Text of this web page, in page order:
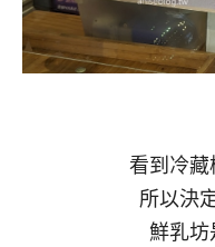
看到冷
所以決
鮮乳